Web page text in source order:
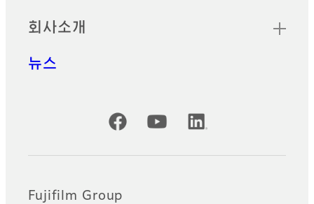
회사소개
뉴스
공식 SNS 계정
Fujifilm Group